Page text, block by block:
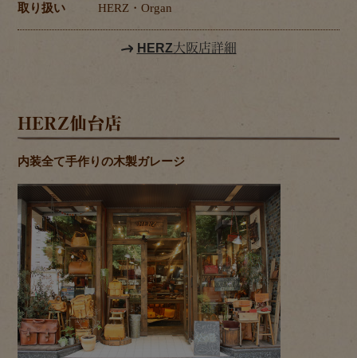
取り扱い HERZ・Organ
HERZ大阪店詳細
HERZ仙台店
内装全て手作りの木製ガレージ